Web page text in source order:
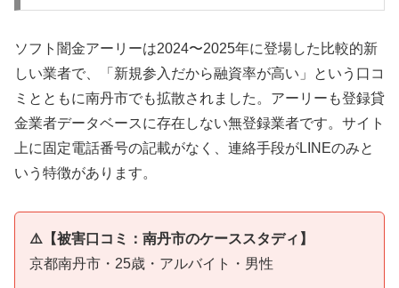
ソフト闇金アーリーは2024〜2025年に登場した比較的新
しい業者で、「新規参入だから融資率が高い」という口コ
ミとともに南丹市でも拡散されました。アーリーも登録貸
金業者データベースに存在しない無登録業者です。サイト
上に固定電話番号の記載がなく、連絡手段がLINEのみと
いう特徴があります。
⚠️【被害口コミ：南丹市のケーススタディ】
京都南丹市・25歳・アルバイト・男性